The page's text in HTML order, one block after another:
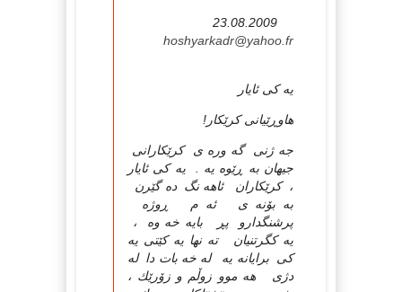
23.08.2009
hoshyarkadr@yahoo.fr
یه كی ئایار
هاوڕێیانی كرێكار!
جه ژنی گه وره ی كرێكارانی
جیهان به ڕێوه یه . یه كی ئایار
، كرێكاران ئاهه نگ ده گێرن
به بۆنه ی ئه م ڕوژه
پرشنگدارو پڕ بایه خه وه ،
یه كگرتنیان ته نها یه كێتی یه
كی برایانه یه له خه بات دا له
دژی هه موو زوڵم و زۆرێك ،